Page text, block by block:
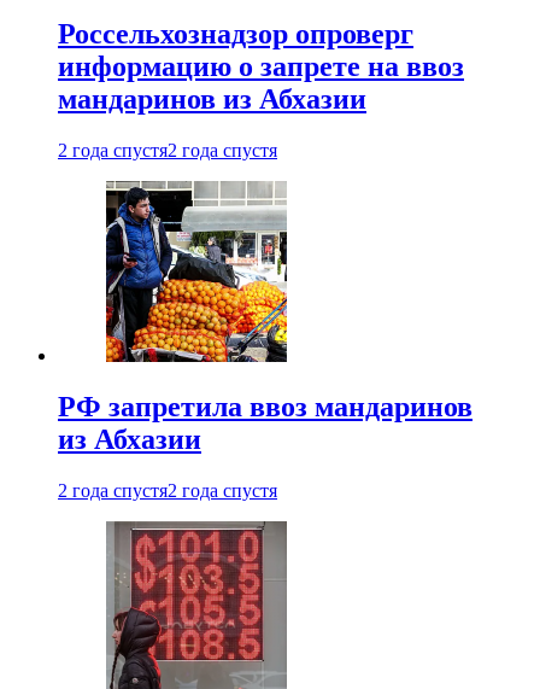
Россельхознадзор опроверг
информацию о запрете на ввоз
мандаринов из Абхазии
2 года спустя2 года спустя
РФ запретила ввоз мандаринов
из Абхазии
2 года спустя2 года спустя